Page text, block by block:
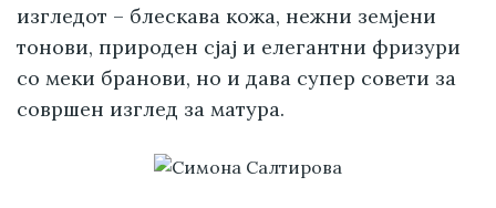
изгледот – блескава кожа, нежни земјени
тонови, природен сјај и елегантни фризури
со меки бранови, но и дава супер совети за
совршен изглед за матура.